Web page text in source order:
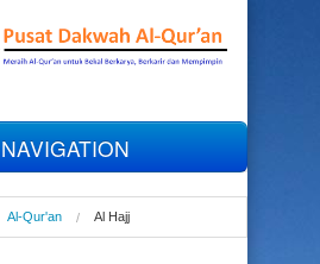
NAVIGATION
Al-Qur'an Al Hajj